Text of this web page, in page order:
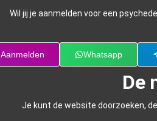
Wil jij je aanmelden voor een
Aanmelden Whatsapp
De
Je kunt de website doorzoeken,